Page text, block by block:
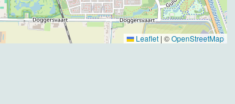
Leaflet | ©OpenStreetMap